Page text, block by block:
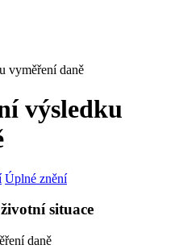
vyměření daně
výsledku
Úplné znění
situace
daně